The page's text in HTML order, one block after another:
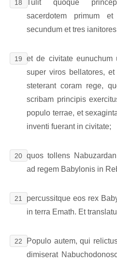
18
Tulit quoque
sacerdotem primum et
secundum et tres ianitores
19
et de civitate eunuchum
super viros bellatores,
steterant coram rege,
scribam principis
populo terrae, et
inventi fuerant in civitate;
20 quos tollens
ad regem Babylonis in
21
percussitque eos rex
in terra Emath. Et
22
Populo autem, qui
dimiserat